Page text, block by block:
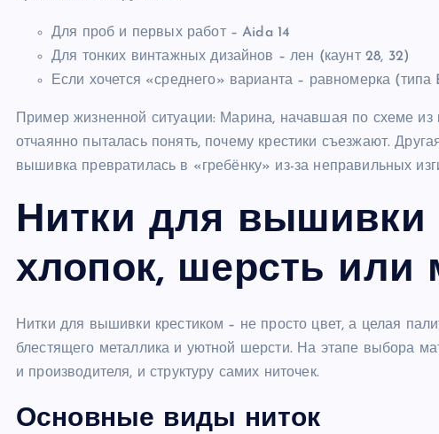
Для проб и первых работ – Aida 14
Для тонких винтажных дизайнов – лен (каунт 28, 32)
Если хочется «среднего» варианта – равномерка (типа
Пример жизненной ситуации: Марина, начавшая по схеме
отчаянно пыталась понять, почему крестики съезжают.
вышивка превратилась в «гребёнку» из-за неправильных
Нитки для вышивки
хлопок, шерсть или
Нитки для вышивки крестиком – не просто цвет, а целая
блестящего металлика и уютной шерсти. На этапе выбора
и производителя, и структуру самих ниточек.
Основные виды ниток